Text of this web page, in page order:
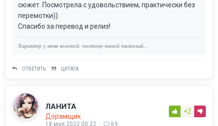
сюжет. Посмотрела с удовольствием, практически без
перемотки))
Спасибо за перевод и релиз!
Характер у меня золотой, поэтому такой тяжелый...
ОТВЕТИТЬ ЦИТАТА
ЛАНИТА
Дорамщик
18 мая 2022 00:22 69
+2